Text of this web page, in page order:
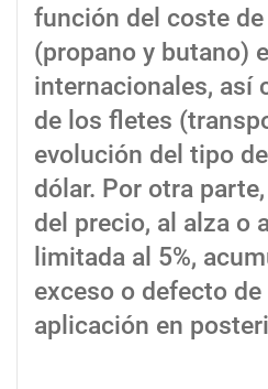
función del coste
(propano y butano)
internacionales, así
de los fletes
evolución del tipo
dólar. Por otra
del precio, al alza o
limitada al 5%,
exceso o defecto
aplicación en